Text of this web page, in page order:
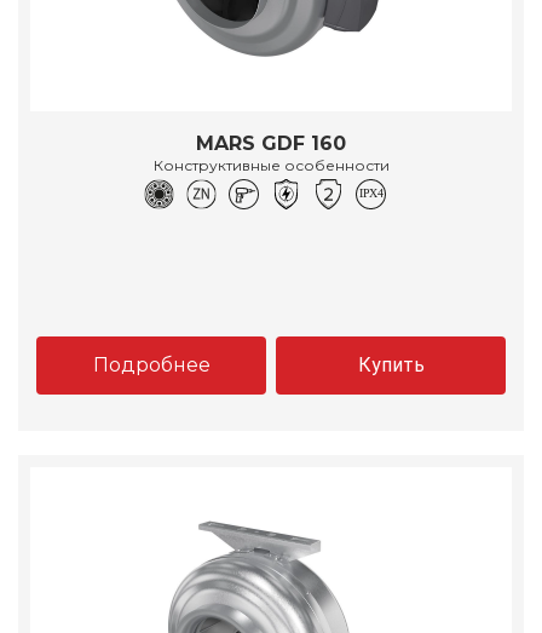
MARS GDF 160
Конструктивные особенности
Подробнее Купить